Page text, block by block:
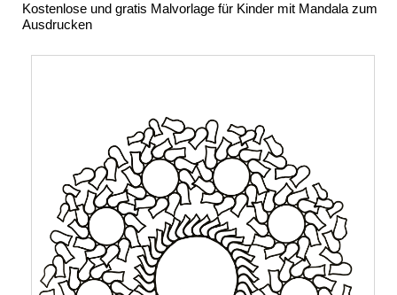
Kostenlose und gratis Malvorlage für Kinder mit Mandala zum
Ausdrucken